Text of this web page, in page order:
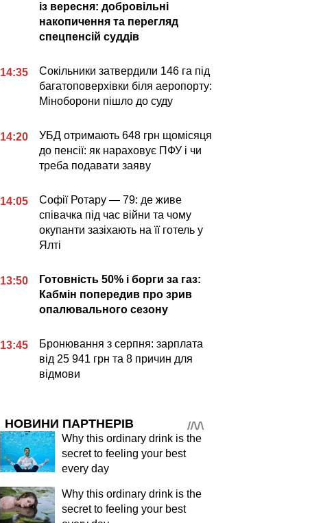
із вересня: добровільні
накопичення та перегляд
спецпенсій суддів
14:35
Сокільники затвердили 146 га під
багатоповерхівки біля аеропорту:
Міноборони пішло до суду
14:20
УБД отримають 648 грн щомісяця
до пенсії: як нараховує ПФУ і чи
треба подавати заяву
14:05
Софії Ротару — 79: де живе
співачка під час війни та чому
окупанти зазіхають на її готель у
Ялті
13:50
Готовність 50% і борги за газ:
Кабмін попередив про зрив
опалювального сезону
13:45
Бронювання з серпня: зарплата
від 25 941 грн та 8 причин для
відмови
НОВИНИ ПАРТНЕРІВ
Why this ordinary drink is the
secret to feeling your best
every day
Why this ordinary drink is the
secret to feeling your best